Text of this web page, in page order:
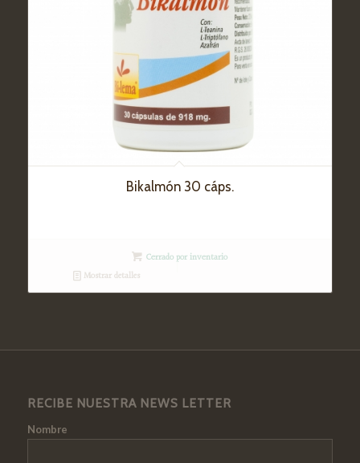
Bikalmón 30 cáps.
Cerrado por inventario
Mostrar detalles
RECIBE NUESTRA NEWS LETTER
Nombre